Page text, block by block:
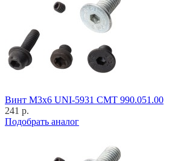
Винт M3x6 UNI-5931 CMT 990.051.00
241 р.
Подобрать аналог